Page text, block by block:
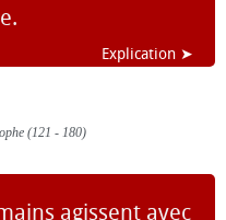
Explication ➤
(121 - 180)
agissent avec